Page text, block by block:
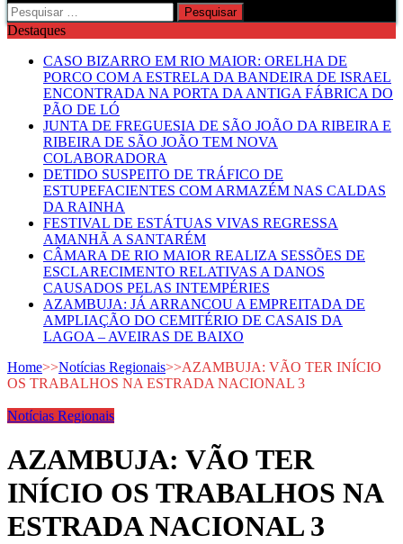
Pesquisar
por:
Destaques
CASO BIZARRO EM RIO MAIOR: ORELHA DE
PORCO COM A ESTRELA DA BANDEIRA DE ISRAEL
ENCONTRADA NA PORTA DA ANTIGA FÁBRICA DO
PÃO DE LÓ
JUNTA DE FREGUESIA DE SÃO JOÃO DA RIBEIRA E
RIBEIRA DE SÃO JOÃO TEM NOVA
COLABORADORA
DETIDO SUSPEITO DE TRÁFICO DE
ESTUPEFACIENTES COM ARMAZÉM NAS CALDAS
DA RAINHA
FESTIVAL DE ESTÁTUAS VIVAS REGRESSA
AMANHÃ A SANTARÉM
CÂMARA DE RIO MAIOR REALIZA SESSÕES DE
ESCLARECIMENTO RELATIVAS A DANOS
CAUSADOS PELAS INTEMPÉRIES
AZAMBUJA: JÁ ARRANCOU A EMPREITADA DE
AMPLIAÇÃO DO CEMITÉRIO DE CASAIS DA
LAGOA – AVEIRAS DE BAIXO
Home>>Notícias Regionais>>AZAMBUJA: VÃO TER INÍCIO
OS TRABALHOS NA ESTRADA NACIONAL 3
Notícias Regionais
AZAMBUJA: VÃO TER
INÍCIO OS TRABALHOS NA
ESTRADA NACIONAL 3